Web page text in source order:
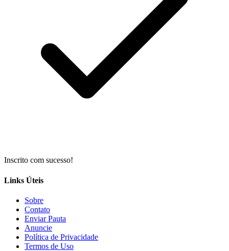
Inscrito com sucesso!
Links Úteis
Sobre
Contato
Enviar Pauta
Anuncie
Política de Privacidade
Termos de Uso